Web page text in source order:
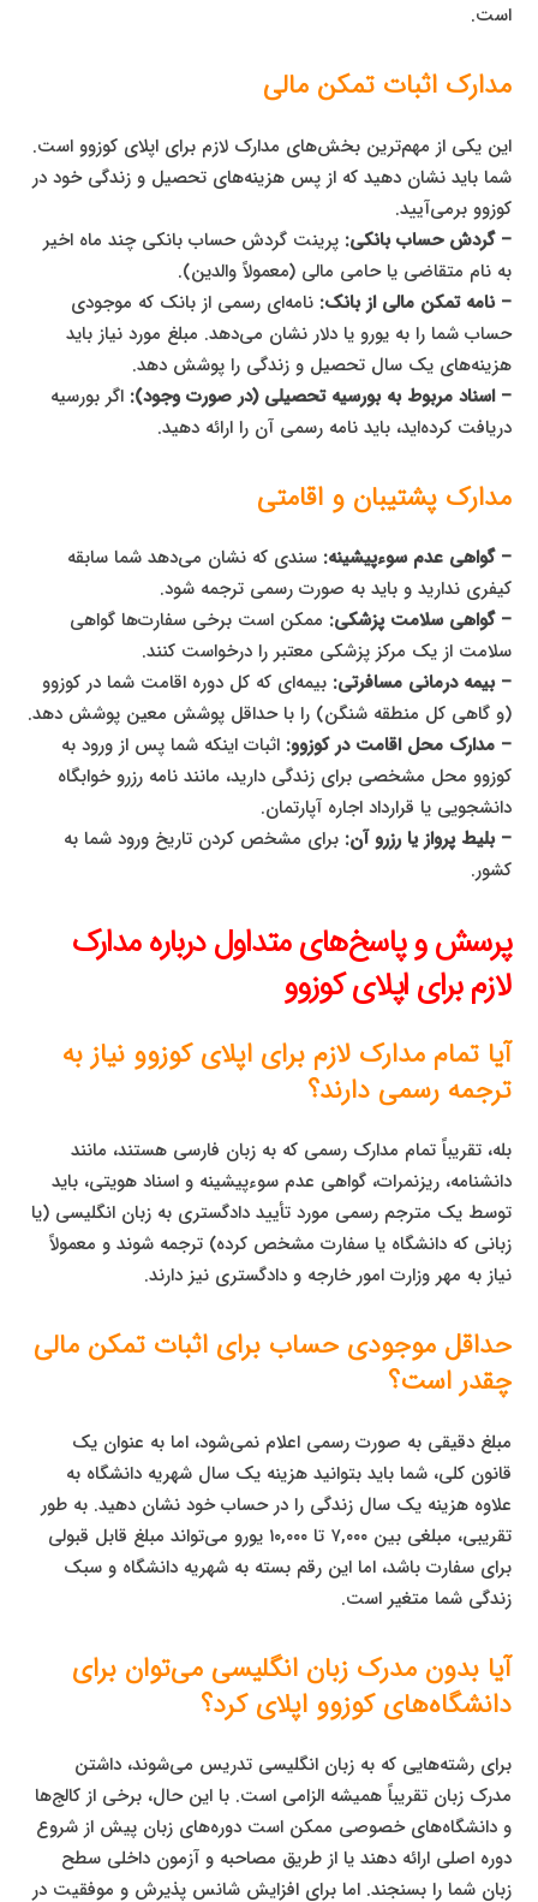
است.
مدارک اثبات تمکن مالی
این یکی از مهم‌ترین بخش‌های مدارک لازم برای اپلای کوزوو است.
شما باید نشان دهید که از پس هزینه‌های تحصیل و زندگی خود در
کوزوو برمی‌آیید.
– گردش حساب بانکی: پرینت گردش حساب بانکی چند ماه اخیر
به نام متقاضی یا حامی مالی (معمولاً والدین).
– نامه تمکن مالی از بانک: نامه‌ای رسمی از بانک که موجودی
حساب شما را به یورو یا دلار نشان می‌دهد. مبلغ مورد نیاز باید
هزینه‌های یک سال تحصیل و زندگی را پوشش دهد.
– اسناد مربوط به بورسیه تحصیلی (در صورت وجود): اگر بورسیه
دریافت کرده‌اید، باید نامه رسمی آن را ارائه دهید.
مدارک پشتیبان و اقامتی
– گواهی عدم سوء‌پیشینه: سندی که نشان می‌دهد شما سابقه
کیفری ندارید و باید به صورت رسمی ترجمه شود.
– گواهی سلامت پزشکی: ممکن است برخی سفارت‌ها گواهی
سلامت از یک مرکز پزشکی معتبر را درخواست کنند.
– بیمه درمانی مسافرتی: بیمه‌ای که کل دوره اقامت شما در کوزوو
(و گاهی کل منطقه شنگن) را با حداقل پوشش معین پوشش دهد.
– مدارک محل اقامت در کوزوو: اثبات اینکه شما پس از ورود به
کوزوو محل مشخصی برای زندگی دارید، مانند نامه رزرو خوابگاه
دانشجویی یا قرارداد اجاره آپارتمان.
– بلیط پرواز یا رزرو آن: برای مشخص کردن تاریخ ورود شما به
کشور.
پرسش و پاسخ‌های متداول درباره مدارک
لازم برای اپلای کوزوو
آیا تمام مدارک لازم برای اپلای کوزوو نیاز به
ترجمه رسمی دارند؟
بله، تقریباً تمام مدارک رسمی که به زبان فارسی هستند، مانند
دانشنامه، ریزنمرات، گواهی عدم سوء‌پیشینه و اسناد هویتی، باید
توسط یک مترجم رسمی مورد تأیید دادگستری به زبان انگلیسی (یا
زبانی که دانشگاه یا سفارت مشخص کرده) ترجمه شوند و معمولاً
نیاز به مهر وزارت امور خارجه و دادگستری نیز دارند.
حداقل موجودی حساب برای اثبات تمکن مالی
چقدر است؟
مبلغ دقیقی به صورت رسمی اعلام نمی‌شود، اما به عنوان یک
قانون کلی، شما باید بتوانید هزینه یک سال شهریه دانشگاه به
علاوه هزینه یک سال زندگی را در حساب خود نشان دهید. به طور
تقریبی، مبلغی بین ۷,۰۰۰ تا ۱۰,۰۰۰ یورو می‌تواند مبلغ قابل قبولی
برای سفارت باشد، اما این رقم بسته به شهریه دانشگاه و سبک
زندگی شما متغیر است.
آیا بدون مدرک زبان انگلیسی می‌توان برای
دانشگاه‌های کوزوو اپلای کرد؟
برای رشته‌هایی که به زبان انگلیسی تدریس می‌شوند، داشتن
مدرک زبان تقریباً همیشه الزامی است. با این حال، برخی از کالج‌ها
و دانشگاه‌های خصوصی ممکن است دوره‌های زبان پیش از شروع
دوره اصلی ارائه دهند یا از طریق مصاحبه و آزمون داخلی سطح
زبان شما را بسنجند. اما برای افزایش شانس پذیرش و موفقیت در